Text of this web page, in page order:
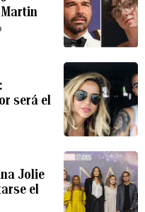
será el
Jolie
el